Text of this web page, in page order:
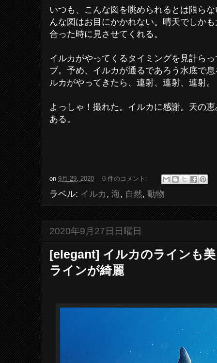
いつも、こんな図を眺められるとは限ら
んな図はお目にかかれない。晴天でしか
合った時に見させてくれる。
イルカがやってくるタイミングを見計ら
ブ。予め、イルカが通るであろう水底で
ルカがやってきたら、連射、連射、連射。
よっしゃ！撮れた。イルカに感謝。天の
ある。
on 9月 29, 2020 0 件のコメント:
ラベル: イルカ , 海, 自然, 動物
2020年9月27日日曜日
[elegant] イルカのラインも
ラインが綺麗